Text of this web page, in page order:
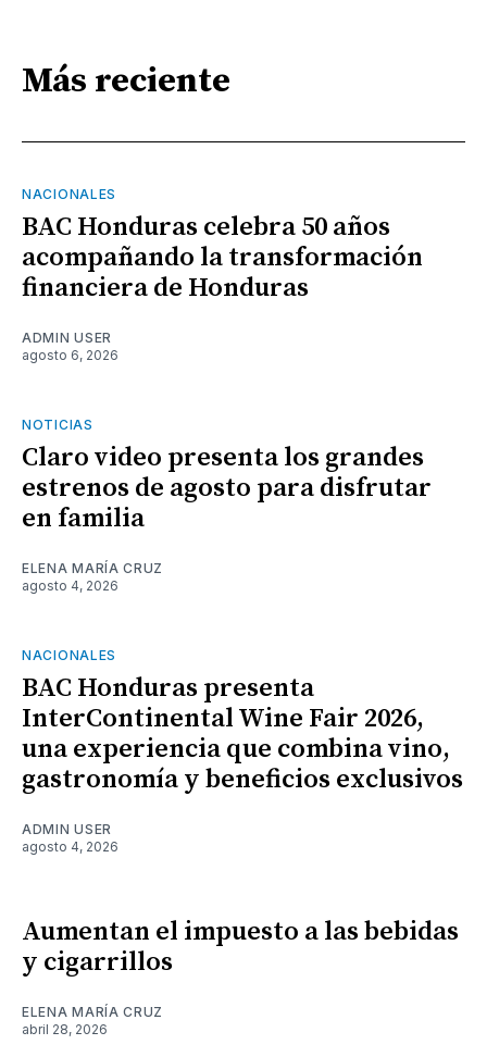
Más reciente
NACIONALES
BAC Honduras celebra 50 años
acompañando la transformación
financiera de Honduras
ADMIN USER
agosto 6, 2026
NOTICIAS
Claro video presenta los grandes
estrenos de agosto para disfrutar
en familia
ELENA MARÍA CRUZ
agosto 4, 2026
NACIONALES
BAC Honduras presenta
InterContinental Wine Fair 2026,
una experiencia que combina vino,
gastronomía y beneficios exclusivos
ADMIN USER
agosto 4, 2026
Aumentan el impuesto a las bebidas
y cigarrillos
ELENA MARÍA CRUZ
abril 28, 2026